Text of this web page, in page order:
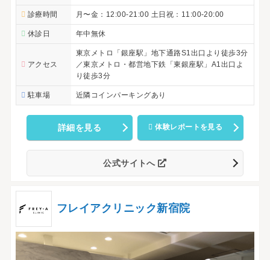
診療時間 月〜金：12:00-21:00 土日祝：11:00-20:00
休診日 年中無休
アクセス
東京メトロ「銀座駅」地下通路S1出口より徒歩3分
／東京メトロ・都営地下鉄「東銀座駅」A1出口よ
り徒歩3分
駐車場 近隣コインパーキングあり
詳細を見る 体験レポートを見る
公式サイトへ
フレイアクリニック新宿院